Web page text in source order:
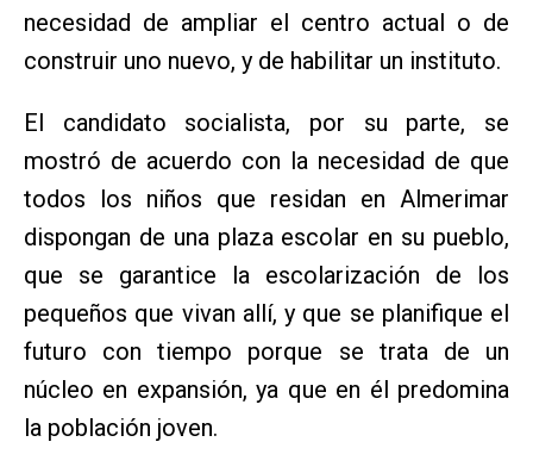
necesidad de ampliar el centro actual o de
construir uno nuevo, y de habilitar un instituto.
El candidato socialista, por su parte, se
mostró de acuerdo con la necesidad de que
todos los niños que residan en Almerimar
dispongan de una plaza escolar en su pueblo,
que se garantice la escolarización de los
pequeños que vivan allí, y que se planifique el
futuro con tiempo porque se trata de un
núcleo en expansión, ya que en él predomina
la población joven.